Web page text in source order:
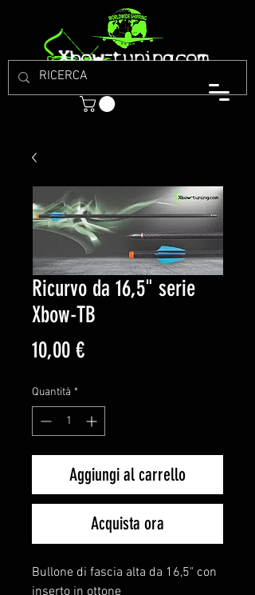
Ricurvo da 16,5" serie
Xbow-TB
10,00 €Prezzo
Quantità *
Aggiungi al carrello
Acquista ora
Bullone di fascia alta da 16,5" con
inserto in ottone